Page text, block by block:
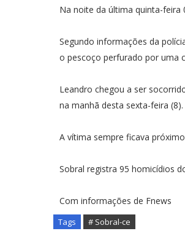
Na noite da última quinta-
Segundo informações da
o pescoço perfurado por uma
Leandro chegou a ser
na manhã desta sexta-feira (8).
A vítima sempre ficava
Sobral registra 95 homicídios
Com informações de Fnews
Tags # Sobral-ce